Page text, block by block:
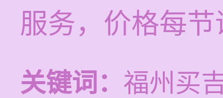
服务，价格每
关键词： 福州买